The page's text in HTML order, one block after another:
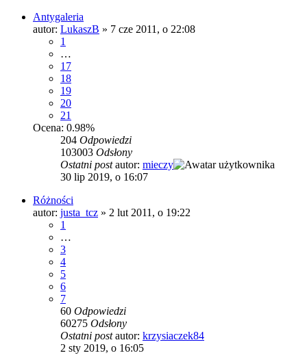
Antygaleria
autor: LukaszB » 7 cze 2011, o 22:08
1
…
17
18
19
20
21
Ocena: 0.98%
204 Odpowiedzi
103003 Odsłony
Ostatni postautor: mieczy
30 lip 2019, o 16:07
Różności
autor: justa_tcz » 2 lut 2011, o 19:22
1
…
3
4
5
6
7
60 Odpowiedzi
60275 Odsłony
Ostatni postautor: krzysiaczek84
2 sty 2019, o 16:05